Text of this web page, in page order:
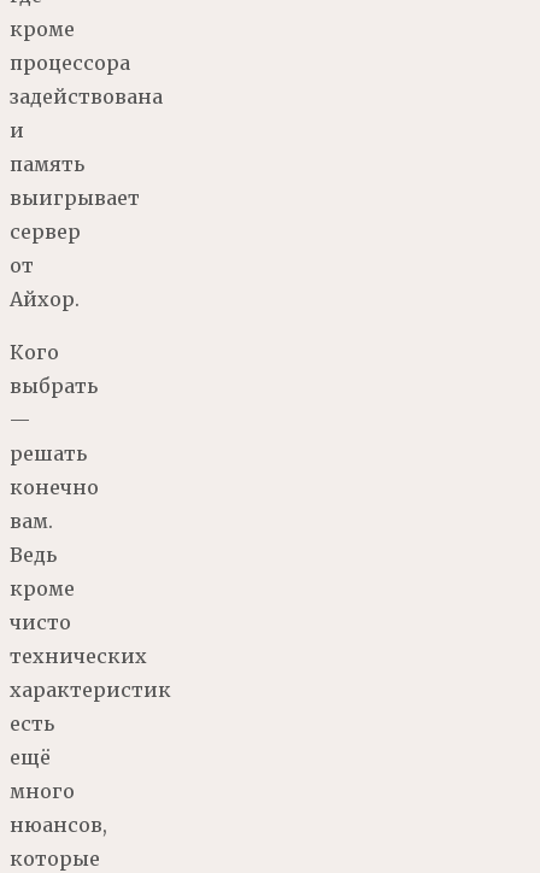
кроме
процессора
задействована
и
память
выигрывает
сервер
от
Айхор.
Кого
выбрать
—
решать
конечно
вам.
Ведь
кроме
чисто
технических
характеристик
есть
ещё
много
нюансов,
которые